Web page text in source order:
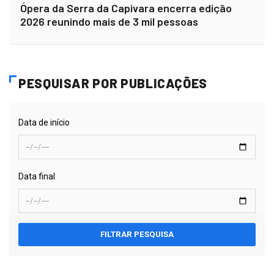
Ópera da Serra da Capivara encerra edição
2026 reunindo mais de 3 mil pessoas
PESQUISAR POR PUBLICAÇÕES
Data de início
Data final
FILTRAR PESQUISA